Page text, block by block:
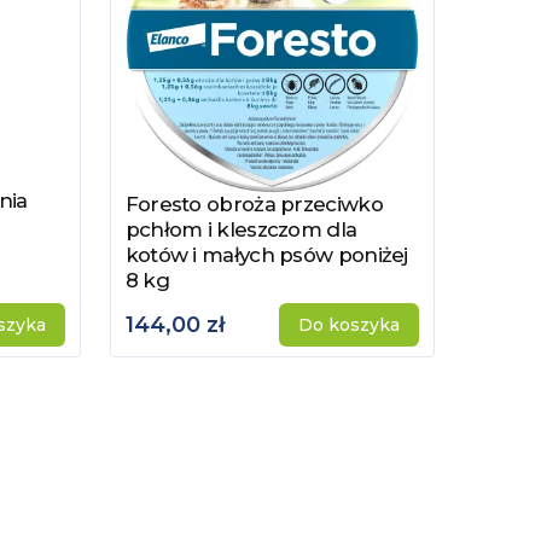
Zobacz produkt
Foresto obroża przeciwko
pchłom i kleszczom dla
kotów i małych psów poniżej
8 kg
144,00 zł Do koszyka